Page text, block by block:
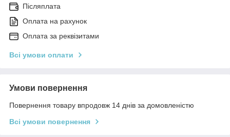
Післяплата
Оплата на рахунок
Оплата за реквізитами
Всі умови оплати
Умови повернення
Повернення товару впродовж 14 днів за домовленістю
Всі умови повернення